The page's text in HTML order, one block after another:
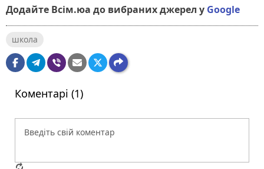
Додайте Всім.юа до вибраних джерел у Google
школа
Коментарі (1)